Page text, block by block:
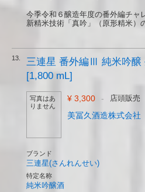
今季令和６醸造年度の番外編チャ
新精米技術「真吟」（原形精米）
13.
三連星 番外編Ⅲ 純米吟醸
[1,800 mL]
写真はあ
りません
¥ 3,300 - 店頭販売
美冨久酒造株式会社
ブランド
三連星(さんれんせい)
特定名称
純米吟醸酒